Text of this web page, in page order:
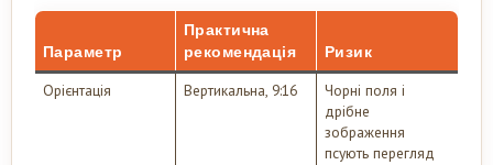
Параметр
Практична
рекомендація
Ризик
Орієнтація Вертикальна, 9:16
Чорні поля і
дрібне
зображення
псують перегляд